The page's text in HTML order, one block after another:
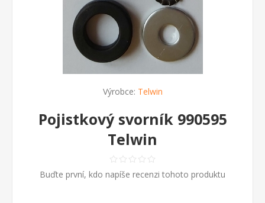
Výrobce: Telwin
Pojistkový svorník 990595
Telwin
Buďte první, kdo napíše recenzi tohoto produktu